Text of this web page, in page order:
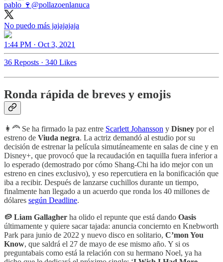
pablo 🍷 @pollazoenlanuca
No puedo más jajajajaja
1:44 PM · Oct 3, 2021
36 Reposts · 340 Likes
Ronda rápida de breves y emojis
👩‍🦰 Se ha firmado la paz entre Scarlett Johansson y Disney por el
estreno de Viuda negra. La actriz demandó al estudio por su
decisión de estrenar la película simutáneamente en salas de cine y en
Disney+, que provocó que la recaudación en taquilla fuera inferior a
lo esperado (demostrado por cómo Shang-Chi ha ido mejor con un
estreno en cines exclusivo), y eso repercutiera en la bonificación que
iba a recibir. Después de lanzarse cuchillos durante un tiempo,
finalmente han llegado a un acuerdo que ronda los 40 millones de
dólares según Deadline.
🥔 Liam Gallagher ha olido el repunte que está dando Oasis
últimamente y quiere sacar tajada: anuncia conciernto en Knebworth
Park para junio de 2022 y nuevo disco en solitario, C’mon You
Know, que saldrá el 27 de mayo de ese mismo año. Y si os
preguntabais como está la relación con su hermano Noel, ya ha